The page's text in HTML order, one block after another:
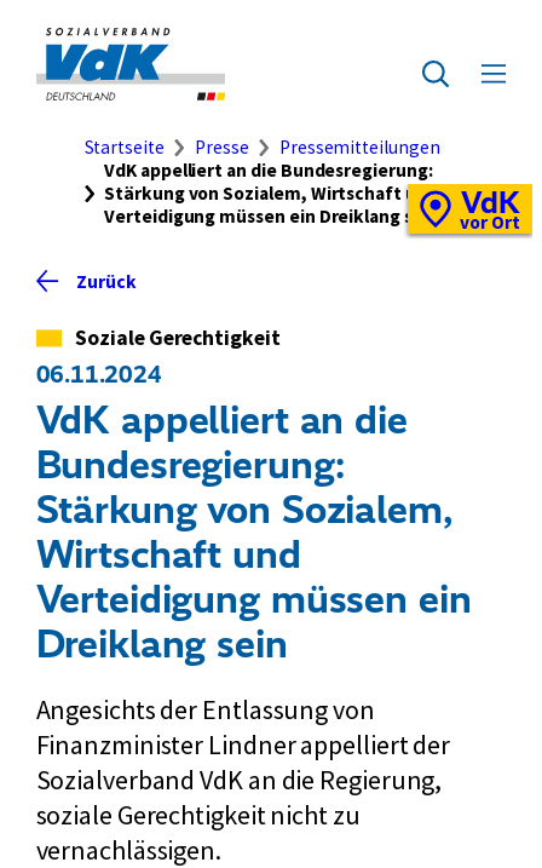
Seiteninhalt
springen
Zur
Startseite
des
Zur
Suche
Menü
Schnellzugriff
Standortkarte
VdK
vor Ort
Brotkrumennavigation
Startseite Presse
Pressemitteilungen
VdK appelliert an die Bundesregierung:
Stärkung von Sozialem, Wirtschaft und
Verteidigung müssen ein Dreiklang sein
Zurück
Kategorie
Soziale Gerechtigkeit
06.11.2024
VdK appelliert an die
Bundesregierung:
Stärkung von Sozialem,
Wirtschaft und
Verteidigung müssen ein
Dreiklang sein
Angesichts der Entlassung von
Finanzminister Lindner appelliert der
Sozialverband VdK an die Regierung,
soziale Gerechtigkeit nicht zu
vernachlässigen.